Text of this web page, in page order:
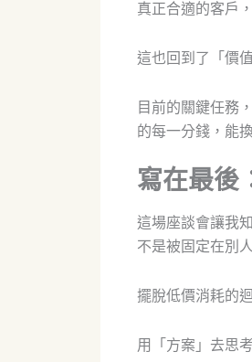
真正合適的客戶
這也回到了「價
目前的關鍵任務
的每一分錢，能
寫在最後
這場座談會讓我
不是被固定在別
擺脫低價消耗的
用「方案」去思